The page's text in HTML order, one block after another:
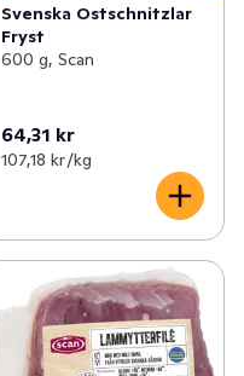
Svenska Ostschnitzlar
Fryst
600 g, Scan
64,31 kr
107,18 kr /kg